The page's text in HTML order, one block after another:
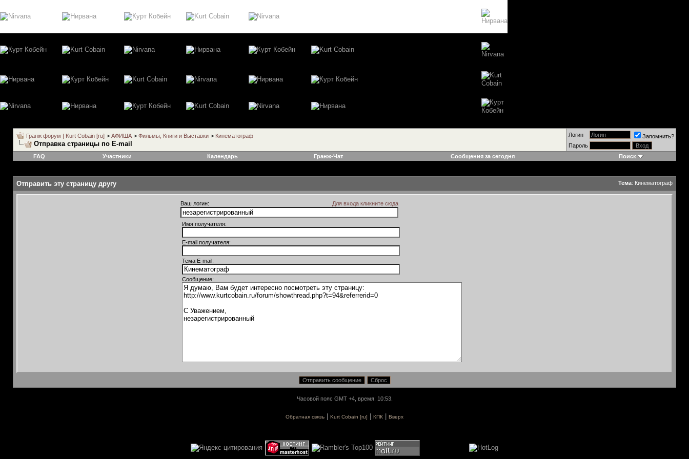
Гранж форум | Kurt Cobain [ru] > АФИША > Фильмы, Книги и Выставки > Кинематограф
Отправка страницы по E-mail
Логин
Запомнить?
Пароль
FAQ
Участники Календарь Гранж-Чат Сообщения за сегодня Поиск
Тема: Кинематограф
Отправить эту страницу другу
Ваш логин: Для входа кликните сюда
Имя получателя:
E-mail получателя:
Тема E-mail:
Сообщение:
Часовой пояс GMT +4, время: 10:53.
Обратная связь Kurt Cobain [ru] КПК Вверх